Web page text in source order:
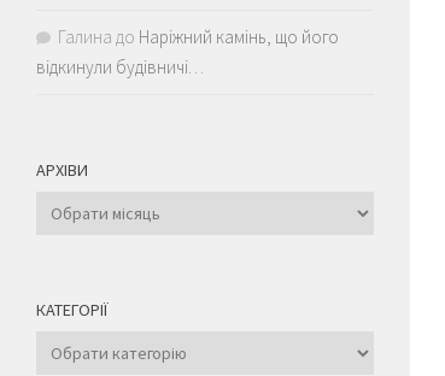
Галина до Наріжний камінь, що його
відкинули будівничі…
АРХІВИ
Архіви
КАТЕГОРІЇ
Категорії